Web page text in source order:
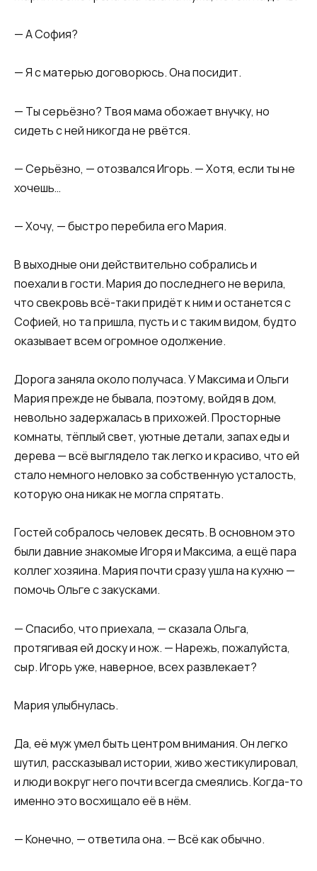
— А София?
— Я с матерью договорюсь. Она посидит.
— Ты серьёзно? Твоя мама обожает внучку, но
сидеть с ней никогда не рвётся.
— Серьёзно, — отозвался Игорь. — Хотя, если ты не
хочешь…
— Хочу, — быстро перебила его Мария.
В выходные они действительно собрались и
поехали в гости. Мария до последнего не верила,
что свекровь всё-таки придёт к ним и останется с
Софией, но та пришла, пусть и с таким видом, будто
оказывает всем огромное одолжение.
Дорога заняла около получаса. У Максима и Ольги
Мария прежде не бывала, поэтому, войдя в дом,
невольно задержалась в прихожей. Просторные
комнаты, тёплый свет, уютные детали, запах еды и
дерева — всё выглядело так легко и красиво, что ей
стало немного неловко за собственную усталость,
которую она никак не могла спрятать.
Гостей собралось человек десять. В основном это
были давние знакомые Игоря и Максима, а ещё пара
коллег хозяина. Мария почти сразу ушла на кухню —
помочь Ольге с закусками.
— Спасибо, что приехала, — сказала Ольга,
протягивая ей доску и нож. — Нарежь, пожалуйста,
сыр. Игорь уже, наверное, всех развлекает?
Мария улыбнулась.
Да, её муж умел быть центром внимания. Он легко
шутил, рассказывал истории, живо жестикулировал,
и люди вокруг него почти всегда смеялись. Когда-то
именно это восхищало её в нём.
— Конечно, — ответила она. — Всё как обычно.